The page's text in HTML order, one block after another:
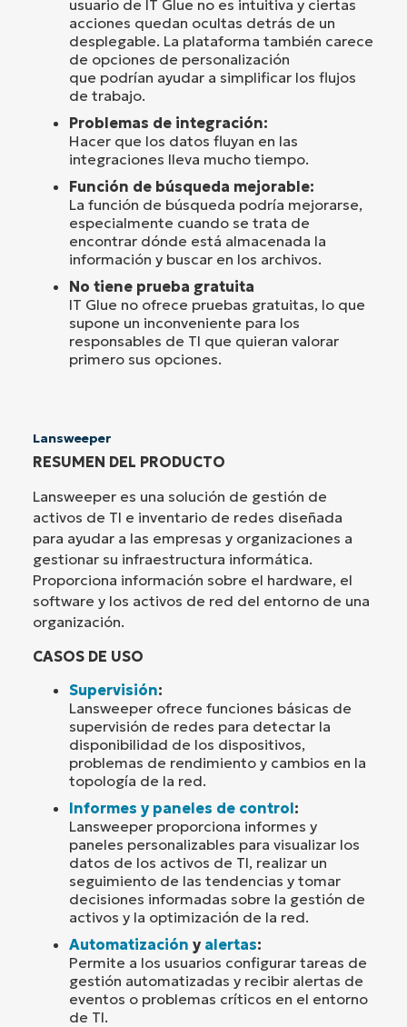
usuario de IT Glue no es intuitiva y ciertas
acciones quedan ocultas detrás de un
desplegable. La plataforma también carece
de opciones de personalización
que podrían ayudar a simplificar los flujos
de trabajo.
Problemas de integración:
Hacer que los datos fluyan en las
integraciones lleva mucho tiempo.
Función de búsqueda mejorable:
La función de búsqueda podría mejorarse,
especialmente cuando se trata de
encontrar dónde está almacenada la
información y buscar en los archivos.
No tiene prueba gratuita
IT Glue no ofrece pruebas gratuitas, lo que
supone un inconveniente para los
responsables de TI que quieran valorar
primero sus opciones.
Lansweeper
RESUMEN DEL PRODUCTO
Lansweeper es una solución de gestión de
activos de TI e inventario de redes diseñada
para ayudar a las empresas y organizaciones a
gestionar su infraestructura informática.
Proporciona información sobre el hardware, el
software y los activos de red del entorno de una
organización.
CASOS DE USO
Supervisión:
Lansweeper ofrece funciones básicas de
supervisión de redes para detectar la
disponibilidad de los dispositivos,
problemas de rendimiento y cambios en la
topología de la red.
Informes y paneles de control:
Lansweeper proporciona informes y
paneles personalizables para visualizar los
datos de los activos de TI, realizar un
seguimiento de las tendencias y tomar
decisiones informadas sobre la gestión de
activos y la optimización de la red.
Automatización y alertas:
Permite a los usuarios configurar tareas de
gestión automatizadas y recibir alertas de
eventos o problemas críticos en el entorno
de TI.